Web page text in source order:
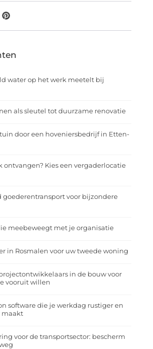
water op het werk meetelt bij
als sleutel tot duurzame renovatie
door een hoveniersbedrijf in Etten-
ontvangen? Kies een vergaderlocatie
goederentransport voor bijzondere
meebeweegt met je organisatie
in Rosmalen voor uw tweede woning
in de bouw voor
vooruit willen
software die je werkdag rustiger en
maakt
voor de transportsector: bescherm